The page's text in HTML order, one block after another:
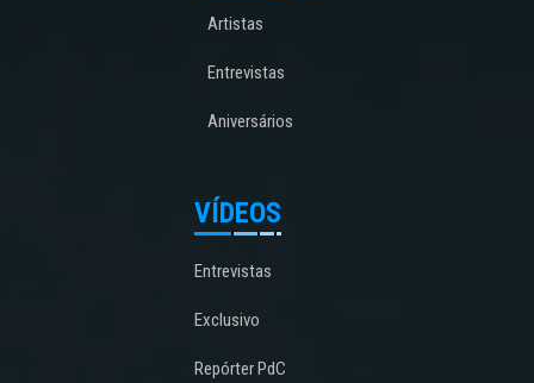
Artistas
Entrevistas
Aniversários
VÍDEOS
Entrevistas
Exclusivo
Repórter PdC